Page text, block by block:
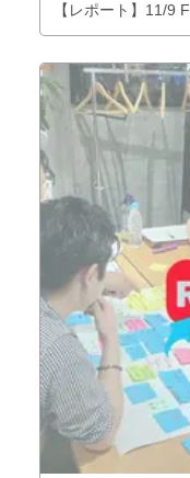
【レポート】11/9